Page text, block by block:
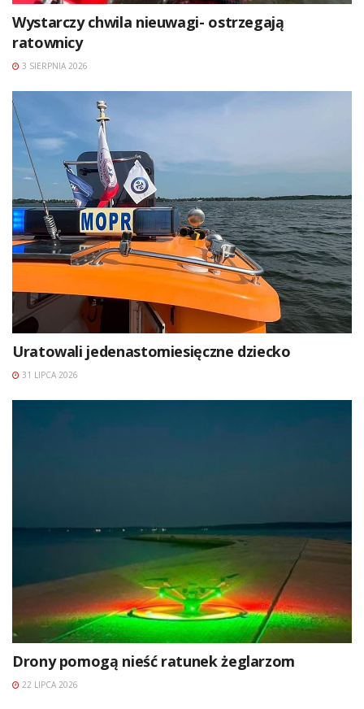
Wystarczy chwila nieuwagi- ostrzegają
ratownicy
3 SIERPNIA 2026
Uratowali jedenastomiesięczne dziecko
31 LIPCA 2026
Drony pomogą nieść ratunek żeglarzom
22 LIPCA 2026